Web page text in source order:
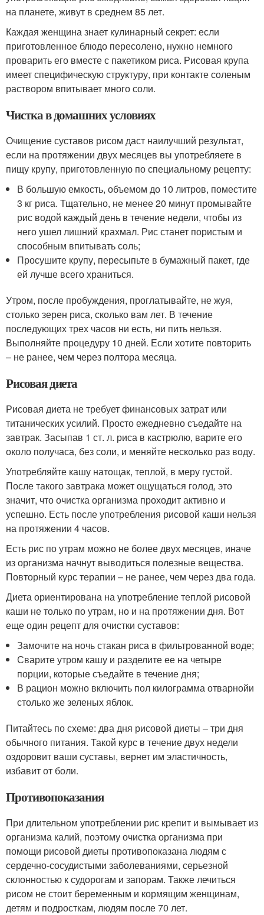
на планете, живут в среднем 85 лет.
Каждая женщина знает кулинарный секрет: если
приготовленное блюдо пересолено, нужно немного
проварить его вместе с пакетиком риса. Рисовая крупа
имеет специфическую структуру, при контакте соленым
раствором впитывает много соли.
Чистка в домашних условиях
Очищение суставов рисом даст наилучший результат,
если на протяжении двух месяцев вы употребляете в
пищу крупу, приготовленную по специальному рецепту:
В большую емкость, объемом до 10 литров, поместите
3 кг риса. Тщательно, не менее 20 минут промывайте
рис водой каждый день в течение недели, чтобы из
него ушел лишний крахмал. Рис станет пористым и
способным впитывать соль;
Просушите крупу, пересыпьте в бумажный пакет, где
ей лучше всего храниться.
Утром, после пробуждения, проглатывайте, не жуя,
столько зерен риса, сколько вам лет. В течение
последующих трех часов ни есть, ни пить нельзя.
Выполняйте процедуру 10 дней. Если хотите повторить
– не ранее, чем через полтора месяца.
Рисовая диета
Рисовая диета не требует финансовых затрат или
титанических усилий. Просто ежедневно съедайте на
завтрак. Засыпав 1 ст. л. риса в кастрюлю, варите его
около получаса, без соли, и меняйте несколько раз воду.
Употребляйте кашу натощак, теплой, в меру густой.
После такого завтрака может ощущаться голод, это
значит, что очистка организма проходит активно и
успешно. Есть после употребления рисовой каши нельзя
на протяжении 4 часов.
Есть рис по утрам можно не более двух месяцев, иначе
из организма начнут выводиться полезные вещества.
Повторный курс терапии – не ранее, чем через два года.
Диета ориентирована на употребление теплой рисовой
каши не только по утрам, но и на протяжении дня. Вот
еще один рецепт для очистки суставов:
Замочите на ночь стакан риса в фильтрованной воде;
Сварите утром кашу и разделите ее на четыре
порции, которые съедайте в течение дня;
В рацион можно включить пол килограмма отварнойи
столько же зеленых яблок.
Питайтесь по схеме: два дня рисовой диеты – три дня
обычного питания. Такой курс в течение двух недели
оздоровит ваши суставы, вернет им эластичность,
избавит от боли.
Противопоказания
При длительном употреблении рис крепит и вымывает из
организма калий, поэтому очистка организма при
помощи рисовой диеты противопоказана людям с
сердечно-сосудистыми заболеваниями, серьезной
склонностью к судорогам и запорам. Также лечиться
рисом не стоит беременным и кормящим женщинам,
детям и подросткам, людям после 70 лет.